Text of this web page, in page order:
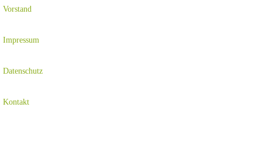
Vorstand
Impressum
Datenschutz
Kontakt